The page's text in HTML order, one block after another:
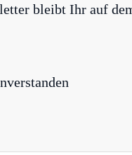
bleibt Ihr auf